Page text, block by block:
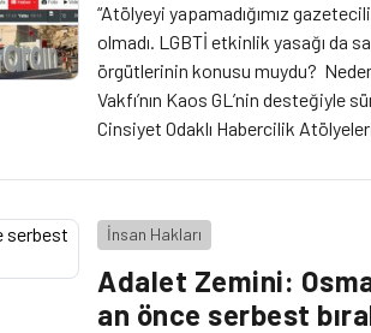
“Atölyeyi yapamadığımız
olmadı. LGBTİ etkinlik yasağı da
örgütlerinin konusu muydu?
Vakfı’nın Kaos GL’nin desteğiyle
Cinsiyet Odaklı Habercilik
LGBTİ Film Günleri ve LGBTİ
Kasım, Cumartesi günü, IPS
GL desteğiyle […]
İnsan Hakları
Adalet Zemini:
an önce serbest